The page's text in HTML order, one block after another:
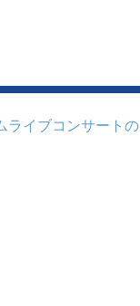
ライブコンサートの